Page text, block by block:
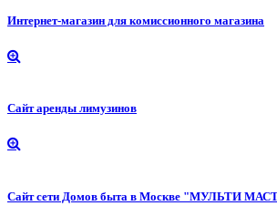
Интернет-магазин для комиссионного магазина
Сайт аренды лимузинов
Сайт сети Домов быта в Москве "МУЛЬТИ